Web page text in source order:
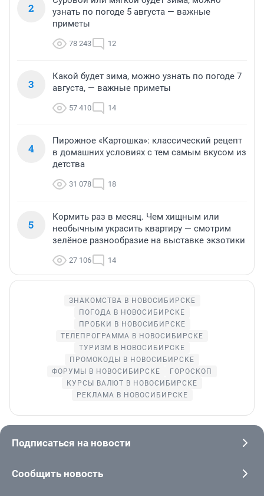
2
узнать по погоде 5 августа — важные
приметы
78 243 12
3
Какой будет зима, можно узнать по погоде 7
августа, — важные приметы
57 410 14
4
Пирожное «Картошка»: классический рецепт
в домашних условиях с тем самым вкусом из
детства
31 078 18
5
Кормить раз в месяц. Чем хищным или
необычным украсить квартиру — смотрим
зелёное разнообразие на выставке экзотики
27 106 14
ЗНАКОМСТВА В НОВОСИБИРСКЕ
ПОГОДА В НОВОСИБИРСКЕ
ПРОБКИ В НОВОСИБИРСКЕ
ТЕЛЕПРОГРАММА В НОВОСИБИРСКЕ
ТУРИЗМ В НОВОСИБИРСКЕ
ПРОМОКОДЫ В НОВОСИБИРСКЕ
ФОРУМЫ В НОВОСИБИРСКЕ
ГОРОСКОП
КУРСЫ ВАЛЮТ В НОВОСИБИРСКЕ
РЕКЛАМА В НОВОСИБИРСКЕ
Подписаться на новости
Сообщить новость